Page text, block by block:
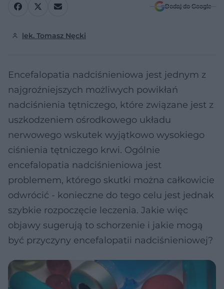
Dodaj do Google
lek. Tomasz Nęcki
Encefalopatia nadciśnieniowa jest jednym z
najgroźniejszych możliwych powikłań
nadciśnienia tętniczego, które związane jest z
uszkodzeniem ośrodkowego układu
nerwowego wskutek wyjątkowo wysokiego
ciśnienia tętniczego krwi. Ogólnie
encefalopatia nadciśnieniowa jest
problemem, którego skutki można całkowicie
odwrócić - konieczne do tego celu jest jednak
szybkie rozpoczęcie leczenia. Jakie więc
objawy sugerują to schorzenie i jakie mogą
być przyczyny encefalopatii nadciśnieniowej?